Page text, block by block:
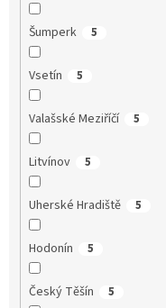
Šumperk 5
Vsetín 5
Valašské Meziříčí 5
Litvínov 5
Uherské Hradiště 5
Hodonín 5
Český Těšín 5